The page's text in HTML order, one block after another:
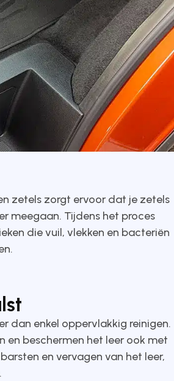
zetels zorgt ervoor dat je zetels
meegaan. Tijdens het proces
die vuil, vlekken en bacteriën
dan enkel oppervlakkig reinigen.
en beschermen het leer ook met
en vervagen van het leer,